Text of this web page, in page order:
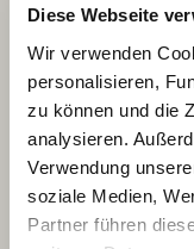
Diese Webseite
Wir verwenden
personalisieren,
zu können und die
analysieren.
Verwendung
soziale Medien,
Partner führen